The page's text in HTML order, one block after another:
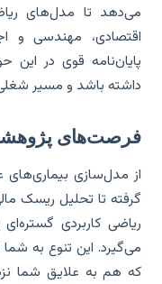
تا مدل‌های ریاضی
مهندسی و
قوی در این حوزه
باشد و مسیر شغلی
پژوهشی
مدل‌سازی بیماری‌های
تا تحلیل ریسک مالی
کاربردی گستره‌ای
این تنوع به شما
هم به علایق شما نزدیک